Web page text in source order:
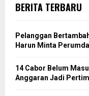
BERITA TERBARU
Pelanggan
Harun Minta
14 Cabor Belum
Anggaran Jadi